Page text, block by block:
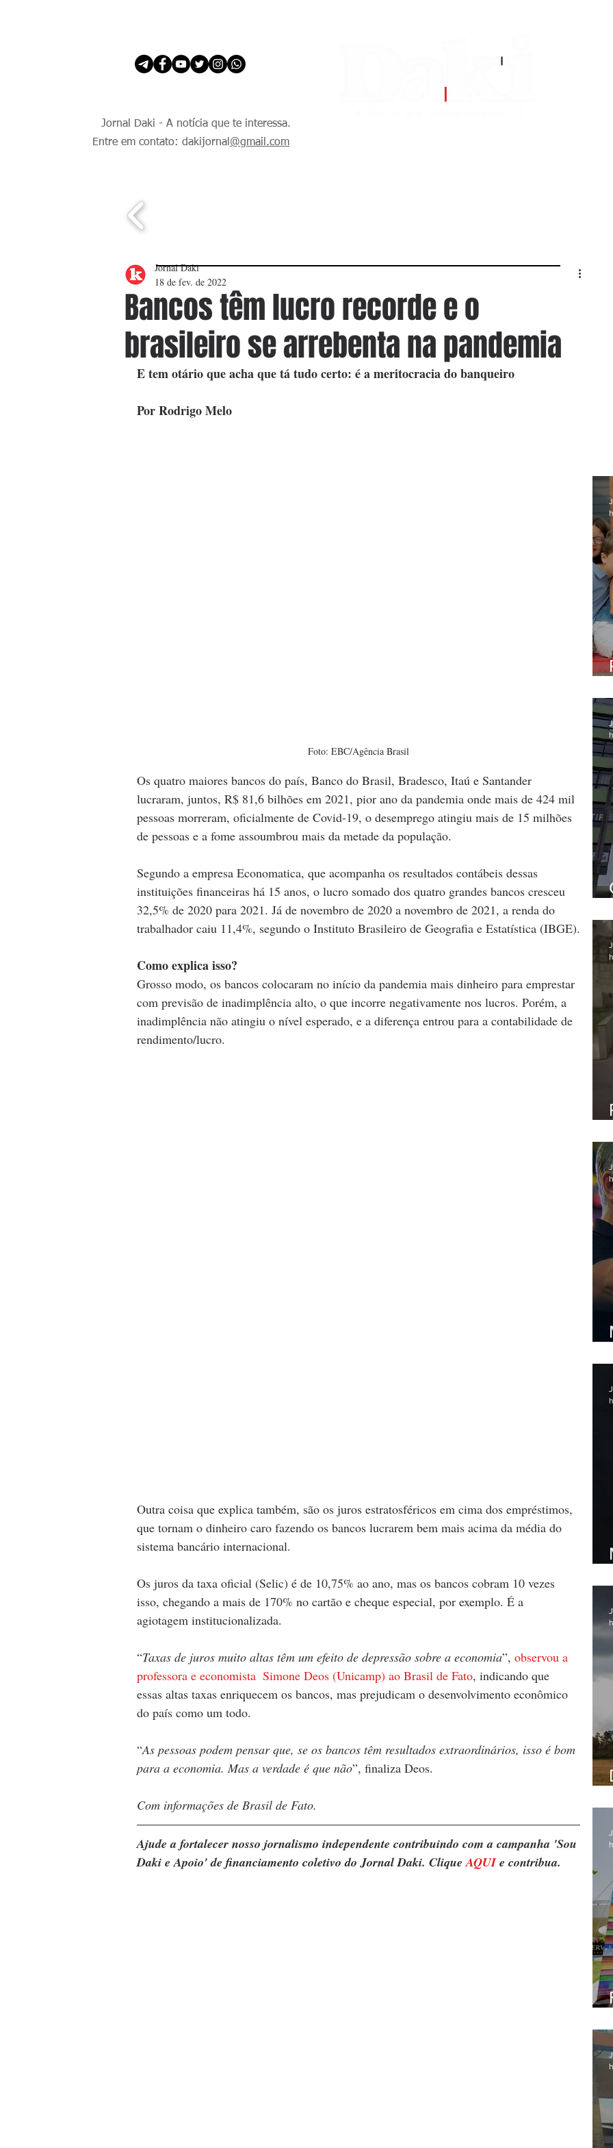
Jornal Daki - A notícia que te interessa.
Entre em contato: dakijornal @gmail.com
Bancos têm lucro recorde e o
brasileiro se arrebenta na pandemia
Jornal Daki
18 de fev. de 2022
E tem otário que acha que tá tudo certo: é a meritocracia do banqueiro
Por Rodrigo Melo
Foto: EBC/Agência Brasil
Os quatro maiores bancos do país, Banco do Brasil, Bradesco, Itaú e Santander
lucraram, juntos, R$ 81,6 bilhões em 2021, pior ano da pandemia onde mais de 424 mil
pessoas morreram, oficialmente de Covid-19, o desemprego atingiu mais de 15 milhões
de pessoas e a fome assoumbrou mais da metade da população.
Segundo a empresa Economatica, que acompanha os resultados contábeis dessas
instituições financeiras há 15 anos, o lucro somado dos quatro grandes bancos cresceu
32,5% de 2020 para 2021. Já de novembro de 2020 a novembro de 2021, a renda do
trabalhador caiu 11,4%, segundo o Instituto Brasileiro de Geografia e Estatística (IBGE).
Como explica isso?
Grosso modo, os bancos colocaram no início da pandemia mais dinheiro para emprestar
com previsão de inadimplência alto, o que incorre negativamente nos lucros. Porém, a
inadimplência não atingiu o nível esperado, e a diferença entrou para a contabilidade de
rendimento/lucro.
Outra coisa que explica também, são os juros estratosféricos em cima dos empréstimos,
que tornam o dinheiro caro fazendo os bancos lucrarem bem mais acima da média do
sistema bancário internacional.
Os juros da taxa oficial (Selic) é de 10,75% ao ano, mas os bancos cobram 10 vezes
isso, chegando a mais de 170% no cartão e cheque especial, por exemplo. É a
agiotagem institucionalizada.
“Taxas de juros muito altas têm um efeito de depressão sobre a economia”, observou a
professora e economista  Simone Deos (Unicamp) ao Brasil de Fato, indicando que
essas altas taxas enriquecem os bancos, mas prejudicam o desenvolvimento econômico
do país como um todo.
“As pessoas podem pensar que, se os bancos têm resultados extraordinários, isso é bom
para a economia. Mas a verdade é que não”, finaliza Deos.
Com informações de Brasil de Fato.
Ajude a fortalecer nosso jornalismo independente contribuindo com a campanha 'Sou
Daki e Apoio' de financiamento coletivo do Jornal Daki. Clique AQUI e contribua.